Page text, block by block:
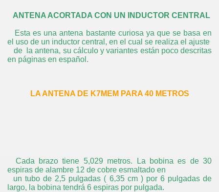
ANTENA ACORTADA CON UN INDUCTOR CENTRAL
Esta es una antena bastante curiosa ya que se basa en
el uso de un inductor central, en el cual se realiza el ajuste
de la antena, su cálculo y variantes están poco descritas
en páginas en español.
LA ANTENA DE K7MEM PARA 40 METROS
Cada brazo tiene 5,029 metros. La bobina es de 30
espiras de alambre 12 de cobre esmaltado en
un tubo de 2,5 pulgadas ( 6,35 cm ) por 6 pulgadas de
largo, la bobina tendrá 6 espiras por pulgada.